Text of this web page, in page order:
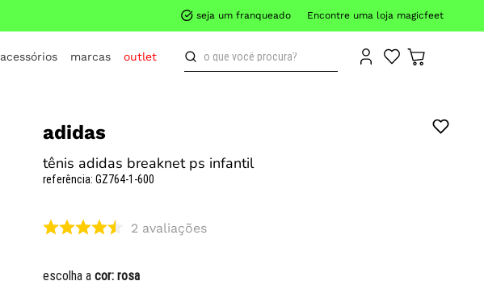
seja um franqueado Encontre uma loja magicfeet
acessórios marcas outlet
o que você procura?
adidas
tênis adidas breaknet ps infantil
referência:GZ764-1-600
2 avaliações
escolha acor:rosa